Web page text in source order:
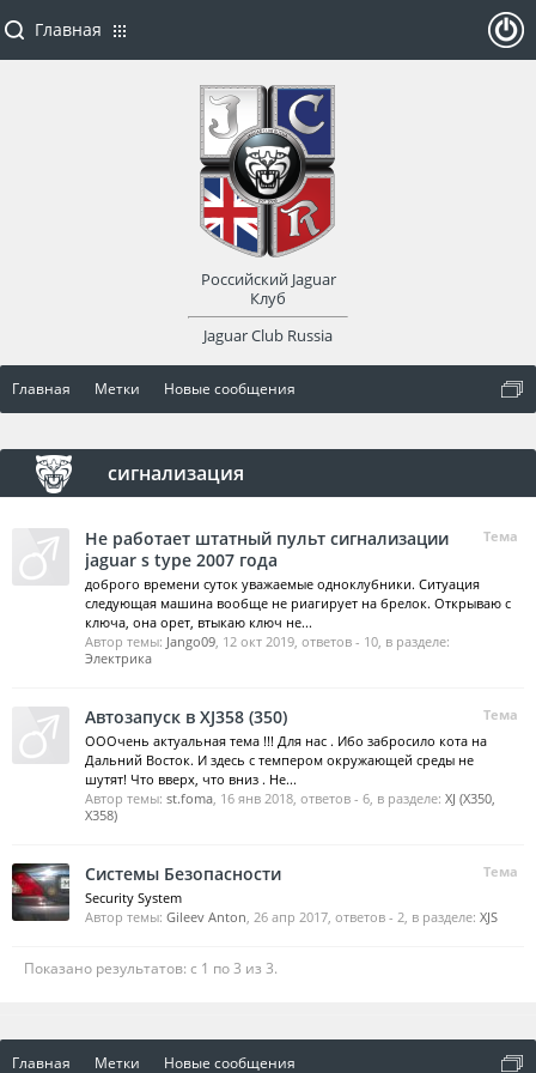
Главная Метки Новые сообщения
сигнализация
Тема
Не работает штатный пульт сигнализации
jaguar s type 2007 года
доброго времени суток уважаемые одноклубники. Ситуация
следующая машина вообще не риагирует на брелок. Открываю с
ключа, она орет, втыкаю ключ не...
Автор темы: Jango09, 12 окт 2019, ответов - 10, в разделе:
Электрика
Тема
Автозапуск в XJ358 (350)
ОООчень актуальная тема !!! Для нас . Ибо забросило кота на
Дальний Восток. И здесь с темпером окружающей среды не
шутят! Что вверх, что вниз . Не...
Автор темы: st.foma, 16 янв 2018, ответов - 6, в разделе: XJ (X350,
X358)
Тема
Системы Безопасности
Security System
Автор темы: Gileev Anton, 26 апр 2017, ответов - 2, в разделе: XJS
Показано результатов: с 1 по 3 из 3.
Главная Метки Новые сообщения
Главная
Российский Jaguar
Клуб
Jaguar Club Russia
оват